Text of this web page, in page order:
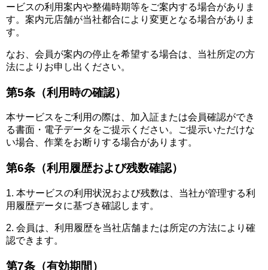
ービスの利用案内や整備時期等をご案内する場合がありま
す。案内元店舗が当社都合により変更となる場合がありま
す。
なお、会員が案内の停止を希望する場合は、当社所定の方
法によりお申し出ください。
第5条（利用時の確認）
本サービスをご利用の際は、加入証または会員確認ができ
る書面・電子データをご提示ください。ご提示いただけな
い場合、作業をお断りする場合があります。
第6条（利用履歴および残数確認）
1. 本サービスの利用状況および残数は、当社が管理する利
用履歴データに基づき確認します。
2. 会員は、利用履歴を当社店舗または所定の方法により確
認できます。
第7条（有効期間）